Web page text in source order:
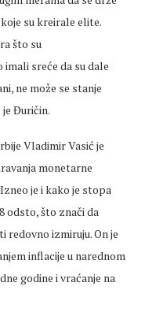
su kreirale elite.
što su
sreće da su dale
ne može se stanje
Đuričin.
Vladimir Vasić je
monetarne
je i kako je stopa
odsto, što znači da
izmiruju. On je
inflacije u narednom
godine i vraćanje na